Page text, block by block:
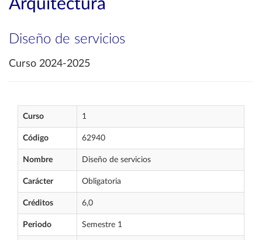
Arquitectura
Diseño de servicios
Curso 2024-2025
Curso 1
Código 62940
Nombre Diseño de servicios
Carácter Obligatoria
Créditos 6,0
Periodo Semestre 1